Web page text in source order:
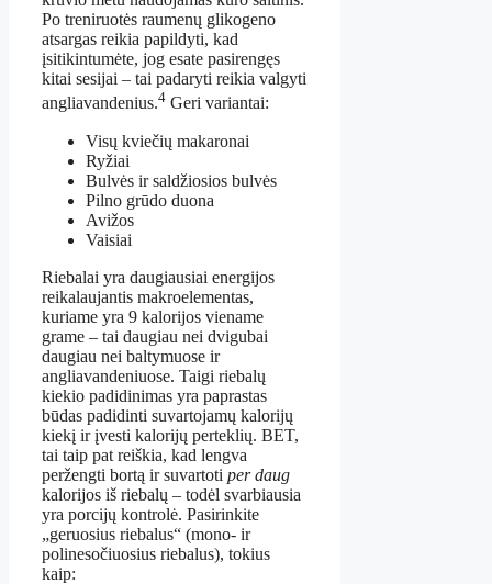
Po treniruotės raumenų glikogeno
atsargas reikia papildyti, kad
įsitikintumėte, jog esate pasirengęs
kitai sesijai – tai padaryti reikia valgyti
angliavandenius.4 Geri variantai:
Visų kviečių makaronai
Ryžiai
Bulvės ir saldžiosios bulvės
Pilno grūdo duona
Avižos
Vaisiai
Riebalai yra daugiausiai energijos
reikalaujantis makroelementas,
kuriame yra 9 kalorijos viename
grame – tai daugiau nei dvigubai
daugiau nei baltymuose ir
angliavandeniuose. Taigi riebalų
kiekio padidinimas yra paprastas
būdas padidinti suvartojamų kalorijų
kiekį ir įvesti kalorijų perteklių. BET,
tai taip pat reiškia, kad lengva
peržengti bortą ir suvartoti per daug
kalorijos iš riebalų – todėl svarbiausia
yra porcijų kontrolė. Pasirinkite
„geruosius riebalus“ (mono- ir
polinesočiuosius riebalus), tokius
kaip: